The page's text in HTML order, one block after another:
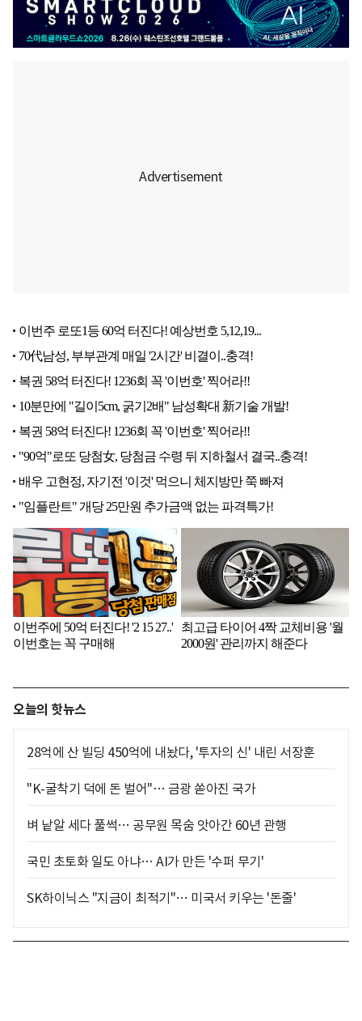
오늘의 핫뉴스
28억에 산 빌딩 450억에 내놨다, '투자의 신' 내린 서장훈
"K-굴착기 덕에 돈 벌어"… 금광 쏟아진 국가
벼 낱알 세다 풀썩… 공무원 목숨 앗아간 60년 관행
국민 초토화 일도 아냐… AI가 만든 '수퍼 무기'
SK하이닉스 "지금이 최적기"… 미국서 키우는 '돈줄'